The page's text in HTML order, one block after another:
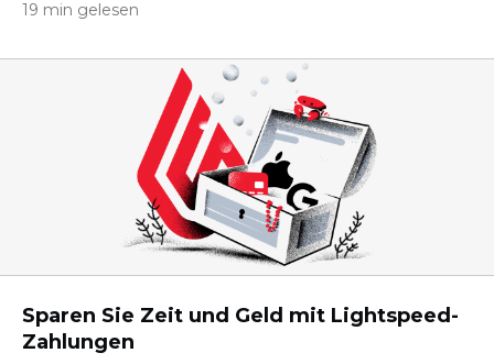
19 min gelesen
Sparen Sie Zeit und Geld mit Lightspeed-
Zahlungen